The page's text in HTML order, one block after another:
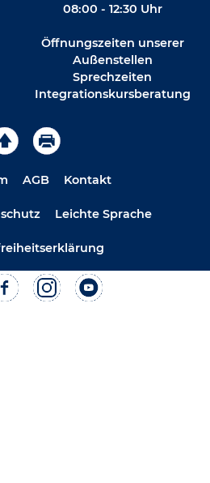
08:00 - 12:30 Uhr
Öffnungszeiten unserer
Außenstellen
Sprechzeiten
Integrationskursberatung
AGB Kontakt
Leichte Sprache